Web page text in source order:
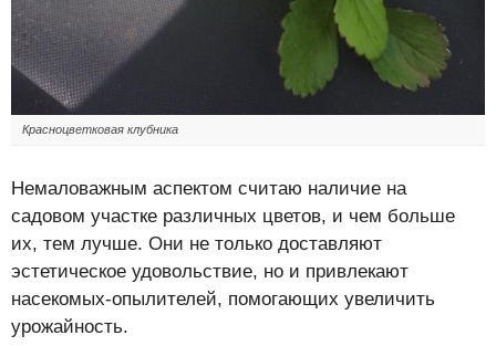
Красноцветковая клубника
Немаловажным аспектом считаю наличие на
садовом участке различных цветов, и чем больше
их, тем лучше. Они не только доставляют
эстетическое удовольствие, но и привлекают
насекомых-опылителей, помогающих увеличить
урожайность.